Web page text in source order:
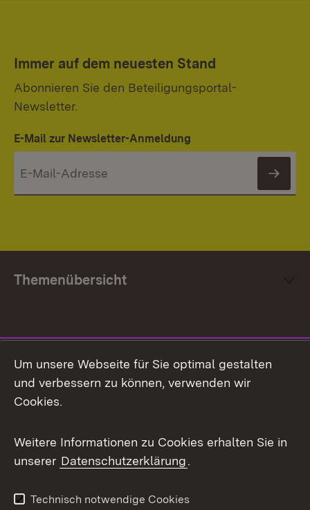
Immer auf dem neuesten Stand
Abonnieren Sie den Beteiligungsportal-
Newsletter.
E-Mail zur Newsletter-Anmeldung
Themenübersicht
Facebook
X / Twitter
Youtube
Um unsere Webseite für Sie optimal gestalten
und verbessern zu können, verwenden wir
Cookies.
Weitere Informationen zu Cookies erhalten Sie in
unserer Datenschutzerklärung.
Technisch notwendige Cookies